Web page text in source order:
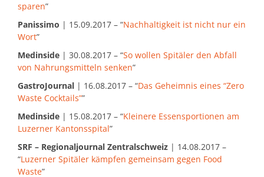
sparen”
Panissimo | 15.09.2017 – “Nachhaltigkeit ist nicht nur ein
Wort”
Medinside | 30.08.2017 – “So wollen Spitäler den Abfall
von Nahrungsmitteln senken”
GastroJournal | 16.08.2017 – “Das Geheimnis eines “Zero
Waste Cocktails””
Medinside | 15.08.2017 – “Kleinere Essensportionen am
Luzerner Kantonsspital”
SRF – Regionaljournal Zentralschweiz | 14.08.2017 –
“Luzerner Spitäler kämpfen gemeinsam gegen Food
Waste”